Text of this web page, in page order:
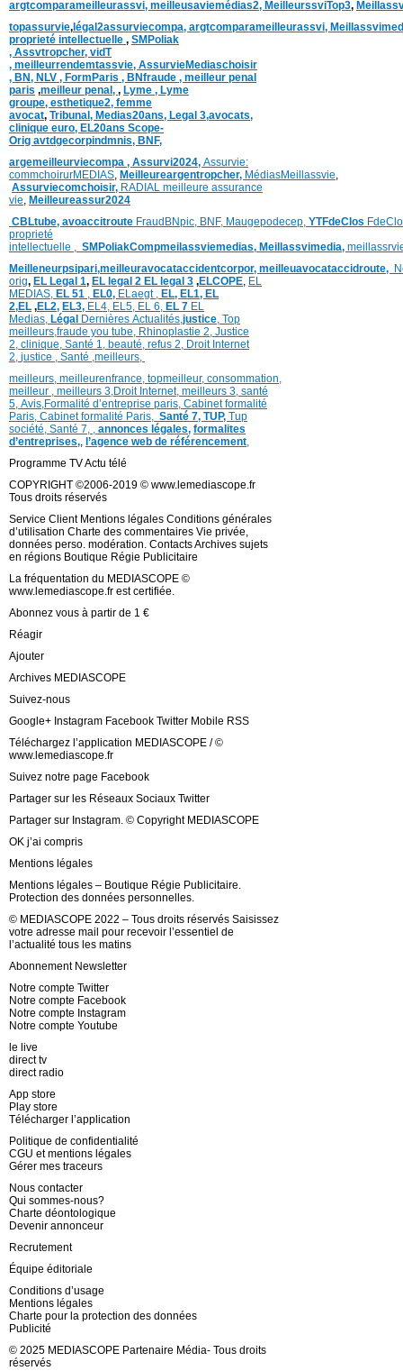
argtcomparameilleurassvi, meilleusaviemédias2, MeilleurssviTop3,
topassurvie, légal2assurviecompa, argtcomparameilleurassvi,
proprieté intellectuelle , SMPoliak
, Assvtropcher, vidT
, meilleurrendemtassvie, AssurvieMediaschoisir
, BN, NLV , FormParis , BNfraude , meilleur penal
paris ,meilleur penal, , Lyme , Lyme
groupe, esthetique2, femme
avocat, Tribunal, Medias20ans, Legal 3,avocats,
clinique euro, EL20ans Scope-
Orig avtdgecorpindmnis, BNF,
argemeilleurviecompa , Assurvi2024, Assurvie:
commchoirurMEDIAS, Meilleureargentropcher, MédiasMeillassvie,
Assurviecomchoisir, RADIAL meilleure assurance
vie, Meilleureassur2024
CBLtube, avoaccitroute FraudBNpic, BNF, Maugepodecep, YTFdeClos
proprieté
intellectuelle , SMPoliakCompmeilassviemedias, Meillassvimedia,
Meilleneurpsipari,meilleuravocataccidentcorpor, meilleuavocataccidroute,
orig, EL Legal 1, EL legal 2 EL legal 3 ,ELCOPE, EL
MEDIAS, EL 51 , EL0, ELaegt , EL, EL1, EL
2,EL ,EL2, EL3, EL4, EL5, EL 6, EL 7 EL
Medias, Légal Dernières Actualités,justice, Top
meilleurs,fraude you tube, Rhinoplastie 2, Justice
2, clinique, Santé 1, beauté, refus 2, Droit Internet
2, justice , Santé ,meilleurs,
meilleurs, meilleurenfrance, topmeilleur, consommation,
meilleur , meilleurs 3,Droit Internet, meilleurs 3, santé
5, Avis,Formalité d’entreprise paris, Cabinet formalité
Paris, Cabinet formalité Paris, Santé 7, TUP, Tup
société, Santé 7, , annonces légales, formalites
d’entreprises,, l’agence web de référencement,
Programme TV Actu télé
COPYRIGHT ©2006-2019 © www.lemediascope.fr
Tous droits réservés
Service Client Mentions légales Conditions générales
d’utilisation Charte des commentaires Vie privée,
données perso. modération. Contacts Archives sujets
en régions Boutique Régie Publicitaire
La fréquentation du MEDIASCOPE ©
www.lemediascope.fr est certifiée.
Abonnez vous à partir de 1 €
Réagir
Ajouter
Archives MEDIASCOPE
Suivez-nous
Google+ Instagram Facebook Twitter Mobile RSS
Téléchargez l’application MEDIASCOPE / ©
www.lemediascope.fr
Suivez notre page Facebook
Partager sur les Réseaux Sociaux Twitter
Partager sur Instagram. © Copyright MEDIASCOPE
OK j’ai compris
Mentions légales
Mentions légales – Boutique Régie Publicitaire.
Protection des données personnelles.
© MEDIASCOPE 2022 – Tous droits réservés Saisissez
votre adresse mail pour recevoir l’essentiel de
l’actualité tous les matins
Abonnement Newsletter
Notre compte Twitter
Notre compte Facebook
Notre compte Instagram
Notre compte Youtube
le live
direct tv
direct radio
App store
Play store
Télécharger l’application
Politique de confidentialité
CGU et mentions légales
Gérer mes traceurs
Nous contacter
Qui sommes-nous?
Charte déontologique
Devenir annonceur
Recrutement
Équipe éditoriale
Conditions d’usage
Mentions légales
Charte pour la protection des données
Publicité
© 2025 MEDIASCOPE Partenaire Média- Tous droits
réservés